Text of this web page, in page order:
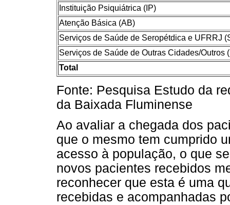
Instituição Psiquiátrica (IP)
Atenção Básica (AB)
Serviços de Saúde de Seropétdica e UFRRJ
Serviços de Saúde de Outras Cidades/Outros
Total
Fonte: Pesquisa Estudo da
da Baixada Fluminense
Ao avaliar a chegada dos
que o mesmo tem cumprido
acesso à população, o que
novos pacientes recebidos
reconhecer que esta é uma
recebidas e acompanhadas